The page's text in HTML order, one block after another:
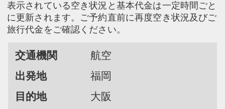
表示されている空き状況と基本代金は一定時間ごと
に更新されます。ご予約直前に再度空き状況及びご
旅行代金をご確認ください。
交通機関
航空
出発地
福岡
目的地
大阪